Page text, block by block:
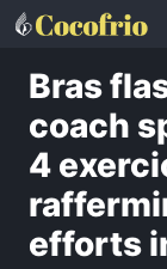
Aller
contenu
Bras
coach
4
efforts